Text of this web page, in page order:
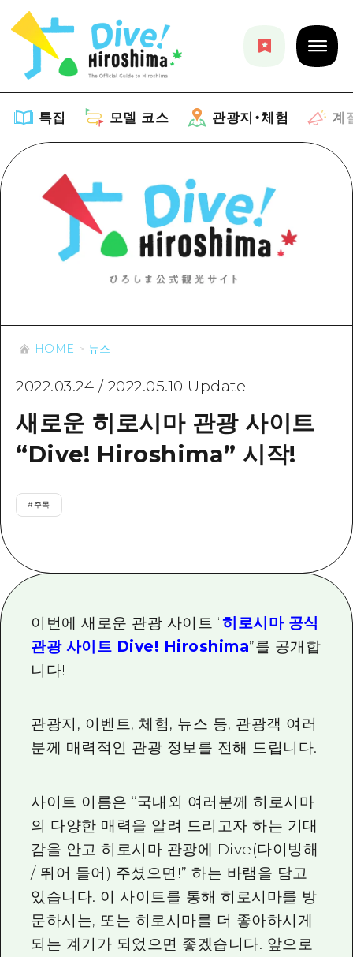
특집 모델 코스 관광지・체험 계
특집
추천
아트
음식/술
사이클링
쇼핑
스포츠
기준
치유
모델 코스
Hiroshima Moshimo Travel
아키(安芸)
빈고(備後)
비북(備北)
당일치기
반나절
관광지・체험
히로시마시 주변
비북(備北)
게이호쿠(芸北)
목록
히로시마 OMOTENASHI 패스
HIROSHIMA FREE Wi-Fi
히로시마현내 매력을 동영상으로 소개!
사진 다운로드
재해가 발생했을 때의 교통 정보
관광 안내 책자
HOME
뉴스
HOME 뉴스
2022.03.24 / 2022.05.10 Update
새로운 히로시마 관광 사이트
“Dive! Hiroshima” 시작!
#주목
이번에 새로운 관광 사이트 “히로시마 공식
관광 사이트 Dive! Hiroshima”를 공개합
니다!
관광지, 이벤트, 체험, 뉴스 등, 관광객 여러
분께 매력적인 관광 정보를 전해 드립니다.
사이트 이름은 “국내외 여러분께 히로시마
의 다양한 매력을 알려 드리고자 하는 기대
감을 안고 히로시마 관광에 Dive(다이빙해
/ 뛰어 들어) 주셨으면!” 하는 바램을 담고
있습니다. 이 사이트를 통해 히로시마를 방
문하시는, 또는 히로시마를 더 좋아하시게
되는 계기가 되었으면 좋겠습니다. 앞으로